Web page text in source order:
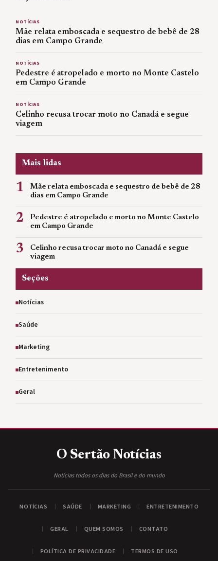
NOTÍCIAS
Mãe relata emboscada e sequestro de bebê de 28
dias em Campo Grande
NOTÍCIAS
Pedestre é atropelado e morto no Monte Castelo
em Campo Grande
NOTÍCIAS
Celinho recusa trocar moto no Canadá e segue
viagem
Mais lidas
1
Mãe relata emboscada e sequestro de bebê de 28
dias em Campo Grande
2
Pedestre é atropelado e morto no Monte Castelo
em Campo Grande
3
Celinho recusa trocar moto no Canadá e segue
viagem
Seções
Notícias
Saúde
Marketing
Entretenimento
Geral
O Sertão Notícias
Notícias todos os dias do Brasil e do mundo
NOTÍCIAS SAÚDE MARKETING ENTRETENIMENTO
GERAL QUEM SOMOS CONTATO
POLÍTICA DE PRIVACIDADE TERMOS DE USO